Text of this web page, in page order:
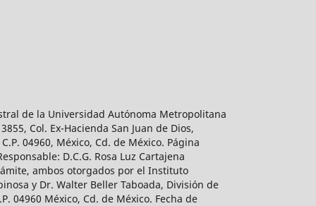
de la Universidad Autónoma Metropolitana
Col. Ex-Hacienda San Juan de Dios,
04960, México, Cd. de México. Página
D.C.G. Rosa Luz Cartajena
ambos otorgados por el Instituto
y Dr. Walter Beller Taboada, División de
04960 México, Cd. de México. Fecha de